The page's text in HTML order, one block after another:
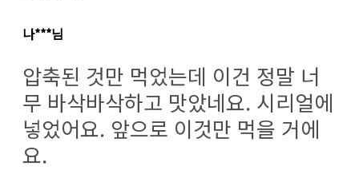
나***님
압축된 것만 먹었는데 이건 정말 너
무 바삭바삭하고 맛았네요. 시리얼에
넣었어요. 앞으로 이것만 먹을 거에
요.